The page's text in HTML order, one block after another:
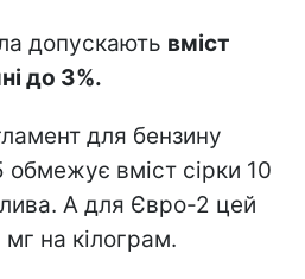
допускають вміст
до 3%.
для бензину
вміст сірки 10
А для Євро-2 цей
на кілограм.